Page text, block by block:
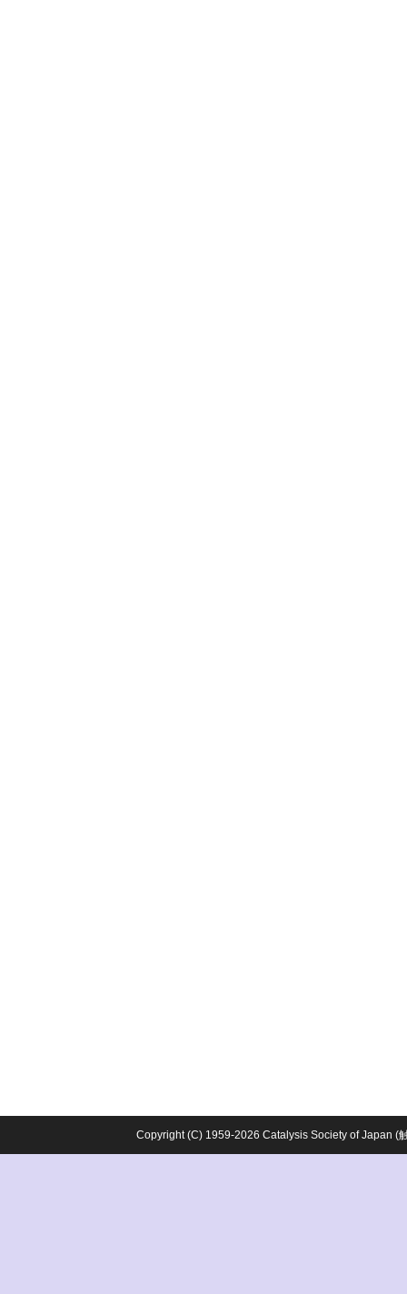
Copyright (C) 1959-2026 Catalysis Society of Japan (